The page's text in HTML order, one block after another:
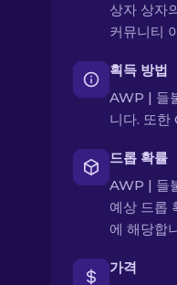
상자 상자
커뮤니티
획득 방법
AWP | 들
니다. 또한
드롭 확률
AWP | 들
예상 드롭
에 해당합
가격